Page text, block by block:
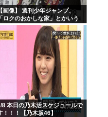
【画像】 週刊少年ジャンプ、
「ロクのおかしな家」とかいう
妙な漫画を巻頭カラーにした
せいで100万部切る
8 本日の乃木活スケジュールで
！！！【乃木坂46】